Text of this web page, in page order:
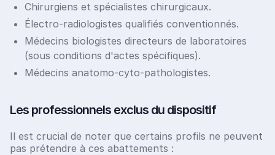
Chirurgiens et spécialistes chirurgicaux.
Électro-radiologistes qualifiés conventionnés.
Médecins biologistes directeurs de laboratoires
(sous conditions d'actes spécifiques).
Médecins anatomo-cyto-pathologistes.
Les professionnels exclus du dispositif
Il est crucial de noter que certains profils ne peuvent
pas prétendre à ces abattements :